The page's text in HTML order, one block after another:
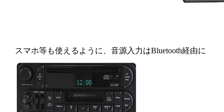
スマホ等も使えるように、音源入力はBluetooth経由に